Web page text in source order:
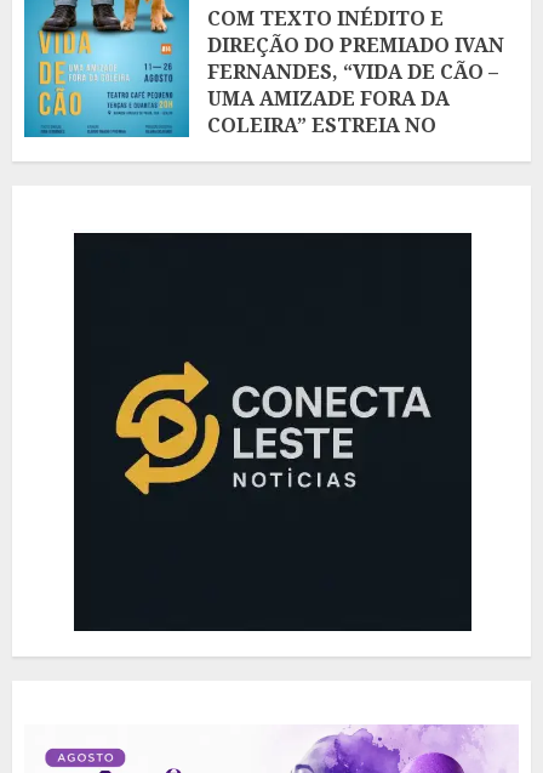
COM TEXTO INÉDITO E
DIREÇÃO DO PREMIADO IVAN
FERNANDES, “VIDA DE CÃO –
UMA AMIZADE FORA DA
COLEIRA” ESTREIA NO